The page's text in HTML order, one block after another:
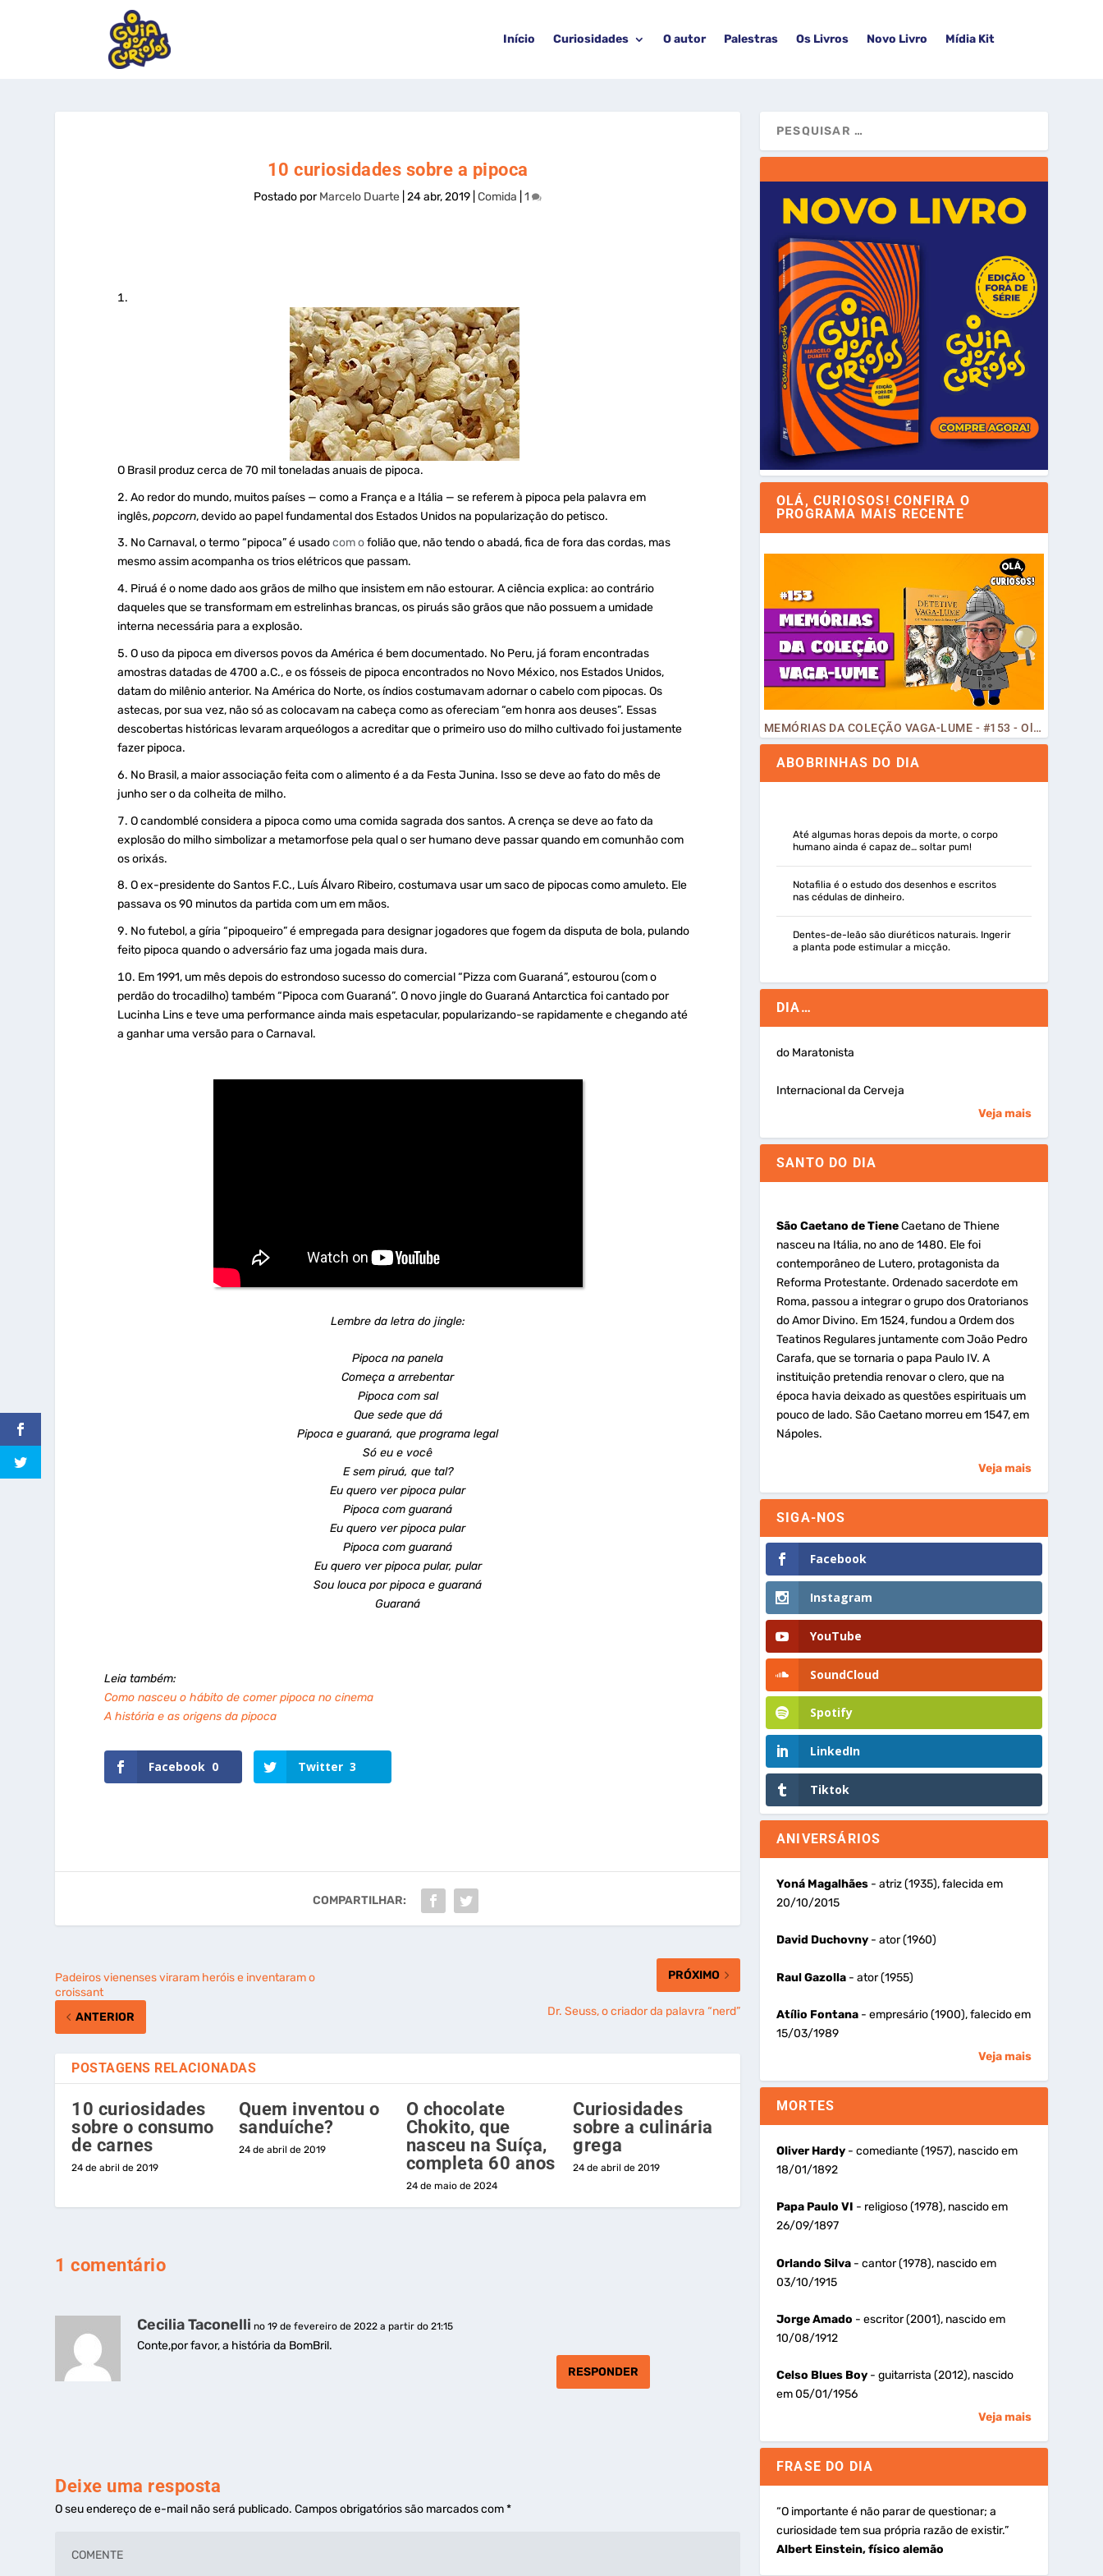
Início Curiosidades O autor Palestras Os Livros Novo Livro Mídia Kit
10 curiosidades sobre a pipoca
Postado porMarcelo Duarte |24 abr, 2019 |Comida |1
O Brasil produz cerca de 70 mil toneladas anuais de pipoca.
Ao redor do mundo, muitos países — como a França e a Itália — se referem à pipoca pela palavra em
inglês,popcorn, devido ao papel fundamental dos Estados Unidos na popularização do petisco.
No Carnaval, o termo “pipoca” é usadocom ofolião que, não tendo o abadá, fica de fora das cordas, mas
mesmo assim acompanha os trios elétricos que passam.
Piruá é o nome dado aos grãos de milho que insistem em não estourar. A ciência explica: ao contrário
daqueles que se transformam em estrelinhas brancas, os piruás são grãos que não possuem a umidade
interna necessária para a explosão.
O uso da pipoca em diversos povos da América é bem documentado. No Peru, já foram encontradas
amostras datadas de 4700 a.C., e os fósseis de pipoca encontrados no Novo México, nos Estados Unidos,
datam do milênio anterior. Na América do Norte, os índios costumavam adornar o cabelo com pipocas. Os
astecas, por sua vez, não só as colocavam na cabeça como as ofereciam “em honra aos deuses”. Essas
descobertas históricas levaram arqueólogos a acreditar que o primeiro uso do milho cultivado foi justamente
fazer pipoca.
No Brasil, a maior associação feita com o alimento é a da Festa Junina. Isso se deve ao fato do mês de
junho ser o da colheita de milho.
O candomblé considera a pipoca como uma comida sagrada dos santos. A crença se deve ao fato da
explosão do milho simbolizar a metamorfose pela qual o ser humano deve passar quando em comunhão com
os orixás.
O ex-presidente do Santos F.C., Luís Álvaro Ribeiro, costumava usar um saco de pipocas como amuleto. Ele
passava os 90 minutos da partida com um em mãos.
No futebol, a gíria “pipoqueiro” é empregada para designar jogadores que fogem da disputa de bola, pulando
feito pipoca quando o adversário faz uma jogada mais dura.
Em 1991, um mês depois do estrondoso sucesso do comercial “Pizza com Guaraná”, estourou (com o
perdão do trocadilho) também “Pipoca com Guaraná”. O novo jingle do Guaraná Antarctica foi cantado por
Lucinha Lins e teve uma performance ainda mais espetacular, popularizando-se rapidamente e chegando até
a ganhar uma versão para o Carnaval.
Lembre da letra do jingle:
Pipoca na panela
Começa a arrebentar
Pipoca com sal
Que sede que dá
Pipoca e guaraná, que programa legal
Só eu e você
E sem piruá, que tal?
Eu quero ver pipoca pular
Pipoca com guaraná
Eu quero ver pipoca pular
Pipoca com guaraná
Eu quero ver pipoca pular, pular
Sou louca por pipoca e guaraná
Guaraná
Leia também:
Como nasceu o hábito de comer pipoca no cinema
A história e as origens da pipoca
Facebook 0 Twitter 3
COMPARTILHAR:
Padeiros vienenses viraram heróis e inventaram o
croissant
ANTERIOR
PRÓXIMO
Dr. Seuss, o criador da palavra “nerd”
POSTAGENS RELACIONADAS
10 curiosidades
sobre o consumo
de carnes
24 de abril de 2019
Quem inventou o
sanduíche?
24 de abril de 2019
O chocolate
Chokito, que
nasceu na Suíça,
completa 60 anos
24 de maio de 2024
Curiosidades
sobre a culinária
grega
24 de abril de 2019
1 comentário
Cecilia Taconelli no 19 de fevereiro de 2022 a partir do 21:15
Conte,por favor, a história da BomBril.
RESPONDER
Deixe uma resposta
O seu endereço de e-mail não será publicado. Campos obrigatórios são marcados com*
OLÁ, CURIOSOS! CONFIRA O
PROGRAMA MAIS RECENTE
MEMÓRIAS DA COLEÇÃO VAGA-LUME - #153 - Olá, Curiosos! 2023
ABOBRINHAS DO DIA
Até algumas horas depois da morte, o corpo
humano ainda é capaz de… soltar pum!
Notafilia é o estudo dos desenhos e escritos
nas cédulas de dinheiro.
Dentes-de-leão são diuréticos naturais. Ingerir
a planta pode estimular a micção.
DIA…
do Maratonista
Internacional da Cerveja
Veja mais
SANTO DO DIA
São Caetano de TieneCaetano de Thiene
nasceu na Itália, no ano de 1480. Ele foi
contemporâneo de Lutero, protagonista da
Reforma Protestante. Ordenado sacerdote em
Roma, passou a integrar o grupo dos Oratorianos
do Amor Divino. Em 1524, fundou a Ordem dos
Teatinos Regulares juntamente com João Pedro
Carafa, que se tornaria o papa Paulo IV. A
instituição pretendia renovar o clero, que na
época havia deixado as questões espirituais um
pouco de lado. São Caetano morreu em 1547, em
Nápoles.
Veja mais
SIGA-NOS
Facebook
Instagram
YouTube
SoundCloud
Spotify
LinkedIn
Tiktok
ANIVERSÁRIOS
Yoná Magalhães- atriz (1935), falecida em
20/10/2015
David Duchovny- ator (1960)
Raul Gazolla- ator (1955)
Atílio Fontana- empresário (1900), falecido em
15/03/1989
Veja mais
MORTES
Oliver Hardy- comediante (1957), nascido em
18/01/1892
Papa Paulo VI - religioso (1978), nascido em
26/09/1897
Orlando Silva- cantor (1978), nascido em
03/10/1915
Jorge Amado - escritor (2001), nascido em
10/08/1912
Celso Blues Boy- guitarrista (2012), nascido
em 05/01/1956
Veja mais
FRASE DO DIA
“O importante é não parar de questionar; a
curiosidade tem sua própria razão de existir.”
Albert Einstein, físico alemão